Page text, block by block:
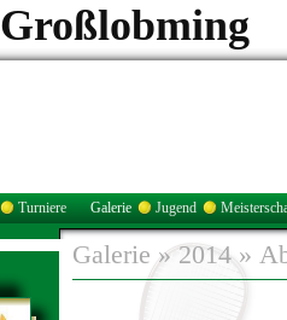
Turniere Galerie Jugend
Galerie »2014 »